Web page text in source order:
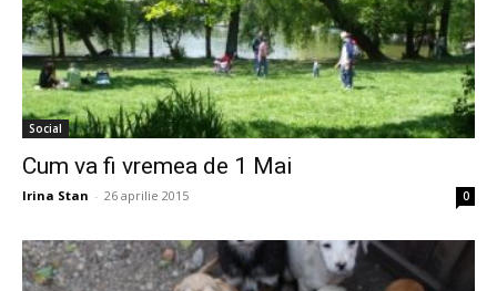
Social
Cum va fi vremea de 1 Mai
Irina Stan - 26 aprilie 2015 0